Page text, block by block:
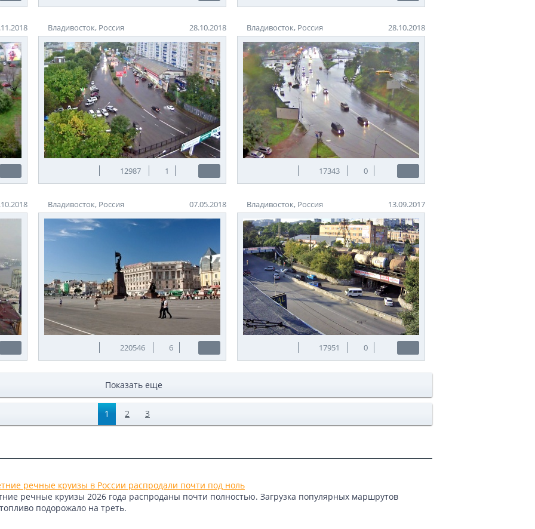
Владивосток, Россия 28.10.2018
12987 1
Владивосток, Россия 28.10.2018
17343 0
Владивосток, Россия 07.05.2018
220546 6
Владивосток, Россия 13.09.2017
17951 0
Показать еще
1 2 3
речные круизы в России распродали почти под ноль
речные круизы 2026 года распроданы почти полностью. Загрузка популярных маршрутов
подорожало на треть.